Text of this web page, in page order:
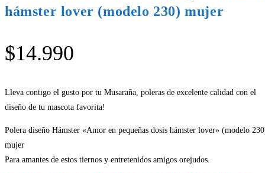
hámster lover (modelo 230) mujer
$14.990
Lleva contigo el gusto por tu Musaraña, poleras de excelente calidad con el
diseño de tu mascota favorita!
Polera diseño Hámster «Amor en pequeñas dosis hámster lover» (modelo
mujer
Para amantes de estos tiernos y entretenidos amigos orejudos.